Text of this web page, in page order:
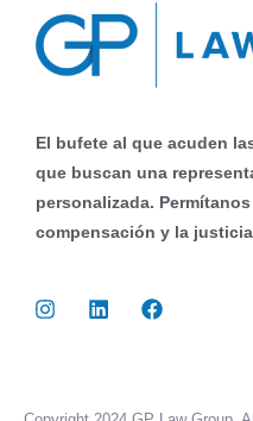
El bufete al que acuden
que buscan una
personalizada.
compensación y la